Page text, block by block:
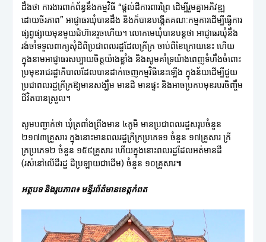
ដឹងថា ការងារពាក់ព័ន្ធនឹងកម្មវិធី “ផ្តល់ដីការពារព្រៃ ដើម្បីរួមគ្នាអភិវឌ្ឍ
ដោយចីរភាព” អាជ្ញាធរឃុំបានដឹង និងក៏បានបង្កើតគណៈកម្មការដើម្បីធ្វើការ
ផ្សព្វផ្សាយមុនមួយជំហ៊ានរួចហើយ។ លោកមេឃុំបានបន្តថា អាជ្ញាធរឃុំនឹង
រង់ចាំទទួលពាក្យសុំដីពីប្រជាពលរដ្ឋដែលក្រីក្រ ចាប់ពីខែក្រោយនេះ ហើយ
ក្នុងនាមអាជ្ញាធរសប្បាយចិត្តយ៉ាងខ្លាំង និងសូមគាំទ្រយ៉ាងពេញទំហឹងចំពោះ
ប្រមុខរាជរដ្ឋាភិបាលដែលបានដាក់ចេញកម្មវិធីនេះឡើង ក្នុងន័យដើម្បីជួយ
ប្រជាពលរដ្ឋក្រីក្រឱ្យមានសង្ឃឹម មានដី មានផ្ទះ និងអាចប្រកបមុខរបរចិញ្ចឹម
ជីវិតបានស្រួល។
សូមបញ្ជាក់ថា ឃុំត្រពាំងព្រីងមាន ៤ភូមិ មានប្រជាពលរដ្ឋសរុបចំនួន
២១៧៣គ្រួសារ ក្នុងនោះមានពលរដ្ឋក្រីក្រប្រភេទ១ ចំនួន ១៧គ្រួសារ ក្រី
ក្រប្រភេទ២ ចំនួន ១៥៩គ្រួសារ ហើយក្នុងនោះពលរដ្ឋដែលអត់មានដី
(រស់នៅលើដីរដ្ឋ ដីប្រឡាយជាដើម) ចំនួន ១០គ្រួសារ៕
អត្ថបទ និងរូបភាព៖ មន្ទីរព័ត៌មានខេត្តកំពត